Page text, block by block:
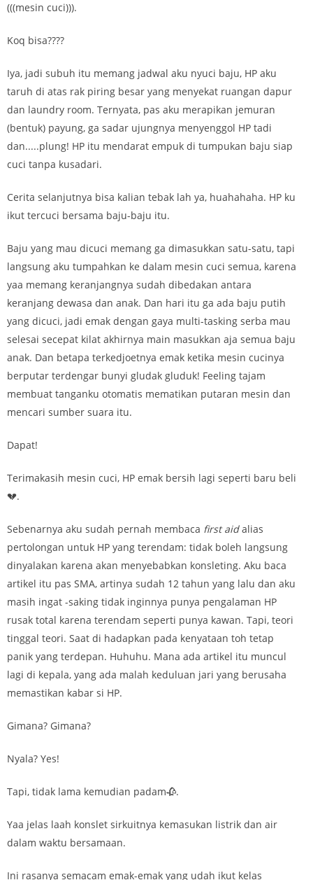
(((mesin cuci))).
Koq bisa????
Iya, jadi subuh itu memang jadwal aku nyuci baju, HP aku
taruh di atas rak piring besar yang menyekat ruangan dapur
dan laundry room. Ternyata, pas aku merapikan jemuran
(bentuk) payung, ga sadar ujungnya menyenggol HP tadi
dan.....plung! HP itu mendarat empuk di tumpukan baju siap
cuci tanpa kusadari.
Cerita selanjutnya bisa kalian tebak lah ya, huahahaha. HP ku
ikut tercuci bersama baju-baju itu.
Baju yang mau dicuci memang ga dimasukkan satu-satu, tapi
langsung aku tumpahkan ke dalam mesin cuci semua, karena
yaa memang keranjangnya sudah dibedakan antara
keranjang dewasa dan anak. Dan hari itu ga ada baju putih
yang dicuci, jadi emak dengan gaya multi-tasking serba mau
selesai secepat kilat akhirnya main masukkan aja semua baju
anak. Dan betapa terkedjoetnya emak ketika mesin cucinya
berputar terdengar bunyi gludak gluduk! Feeling tajam
membuat tanganku otomatis mematikan putaran mesin dan
mencari sumber suara itu.
Dapat!
Terimakasih mesin cuci, HP emak bersih lagi seperti baru beli
💔.
Sebenarnya aku sudah pernah membaca first aidalias
pertolongan untuk HP yang terendam: tidak boleh langsung
dinyalakan karena akan menyebabkan konsleting. Aku baca
artikel itu pas SMA, artinya sudah 12 tahun yang lalu dan aku
masih ingat -saking tidak inginnya punya pengalaman HP
rusak total karena terendam seperti punya kawan. Tapi, teori
tinggal teori. Saat di hadapkan pada kenyataan toh tetap
panik yang terdepan. Huhuhu. Mana ada artikel itu muncul
lagi di kepala, yang ada malah keduluan jari yang berusaha
memastikan kabar si HP.
Gimana? Gimana?
Nyala? Yes!
Tapi, tidak lama kemudian padam🥀.
Yaa jelas laah konslet sirkuitnya kemasukan listrik dan air
dalam waktu bersamaan.
Ini rasanya semacam emak-emak yang udah ikut kelas